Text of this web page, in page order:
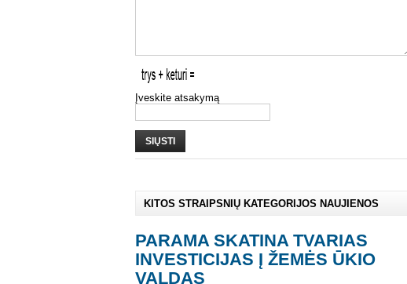
Įveskite atsakymą
SIŲSTI
KITOS STRAIPSNIŲ KATEGORIJOS NAUJIENOS
PARAMA SKATINA TVARIAS
INVESTICIJAS Į ŽEMĖS ŪKIO
VALDAS